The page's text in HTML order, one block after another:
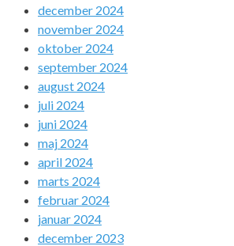
december 2024
november 2024
oktober 2024
september 2024
august 2024
juli 2024
juni 2024
maj 2024
april 2024
marts 2024
februar 2024
januar 2024
december 2023